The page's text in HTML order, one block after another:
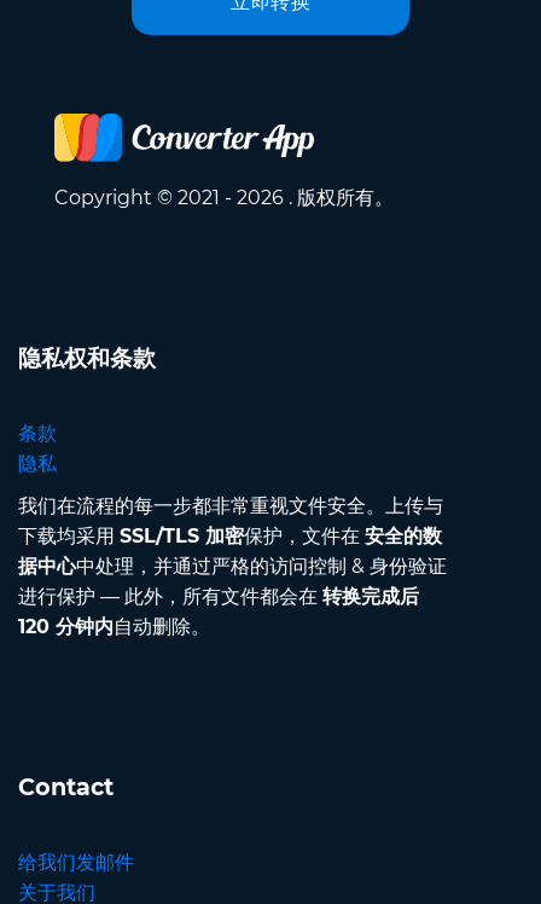
Copyright © 2021 - 2026 . 版权所有。
隐私权和条款
条款
隐私
我们在流程的每一步都非常重视文件安全。上传与
下载均采用 SSL/TLS 加密保护，文件在 安全的数
据中心中处理，并通过严格的访问控制 & 身份验证
进行保护 — 此外，所有文件都会在 转换完成后
120 分钟内自动删除。
Contact
给我们发邮件
关于我们